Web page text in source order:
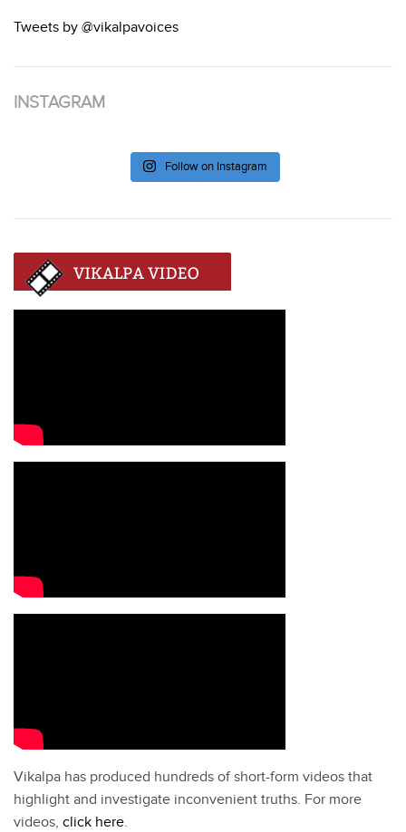
Tweets by @vikalpavoices
INSTAGRAM
Follow on Instagram
Vikalpa has produced hundreds of short-form videos that
highlight and investigate inconvenient truths. For more
videos, click here.